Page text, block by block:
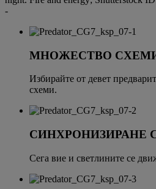
МНОЖЕСТВО
Избирайте от девет
схеми.
СИНХРОНИЗИРАНЕ
Сега вие и светлините се